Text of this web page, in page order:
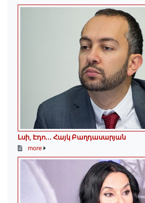
Լսի, Էդո․․․ Հայկ Բաղդասարյան
more